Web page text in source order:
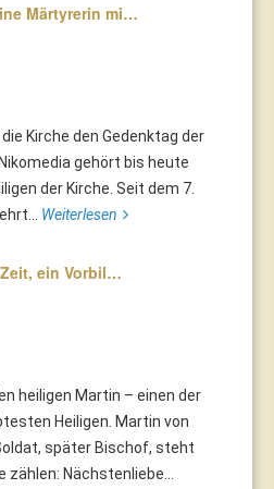
Märtyrerin mi…
Kirche den Gedenktag der
gehört bis heute
der Kirche. Seit dem 7.
Weiterlesen
ein Vorbil…
heiligen Martin – einen der
Heiligen. Martin von
später Bischof, steht
Nächstenliebe...